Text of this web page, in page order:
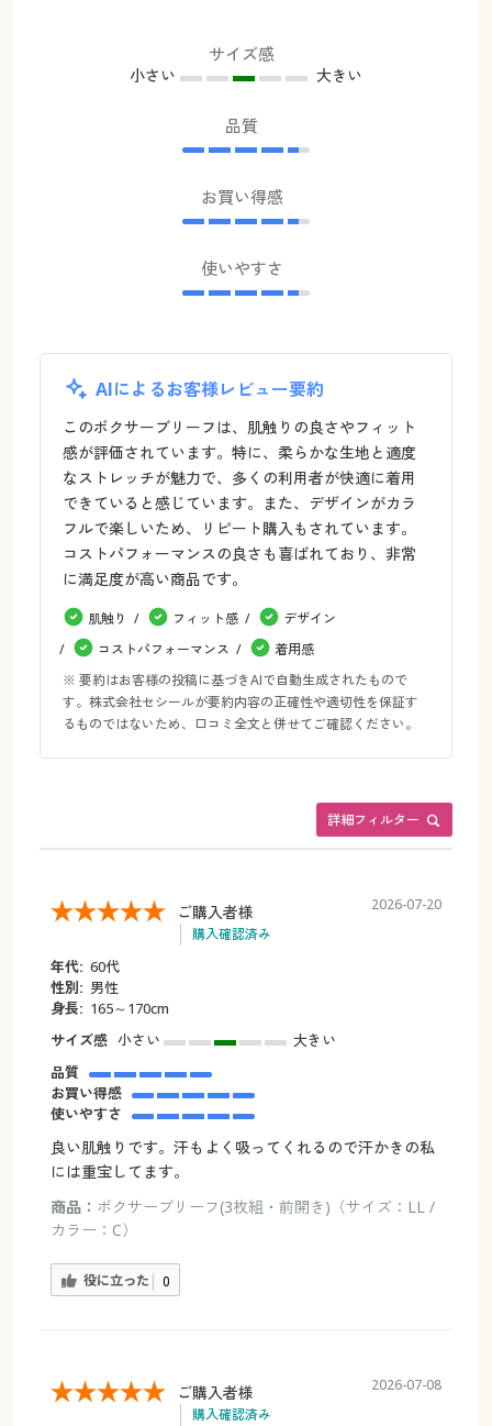
サイズ感
小さい 大きい
品質
お買い得感
使いやすさ
AIによるお客様レビュー要約
このボクサーブリーフは、肌触りの良さやフィット
感が評価されています。特に、柔らかな生地と適度
なストレッチが魅力で、多くの利用者が快適に着用
できていると感じています。また、デザインがカラ
フルで楽しいため、リピート購入もされています。
コストパフォーマンスの良さも喜ばれており、非常
に満足度が高い商品です。
肌触り フィット感
デザイン
コストパフォーマンス
着用感
※ 要約はお客様の投稿に基づきAIで自動生成されたもので
す。株式会社セシールが要約内容の正確性や適切性を保証す
るものではないため、口コミ全文と併せてご確認ください。
詳細フィルター
ご購入者様
購入確認済み
2026-07-20
年代: 60代
性別: 男性
身長: 165～170cm
サイズ感 小さい
大きい
品質
お買い得感
使いやすさ
良い肌触りです。汗もよく吸ってくれるので汗かきの私
には重宝してます。
商品： ボクサーブリーフ(3枚組・前開き)（サイズ：LL /
カラー：C）
役に立った 0
ご購入者様
購入確認済み
2026-07-08